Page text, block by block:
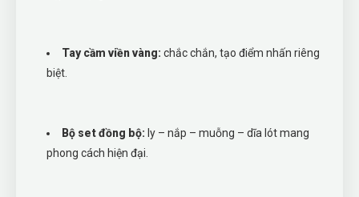
Tay cầm viền vàng: chắc chắn, tạo điểm nhấn riêng
biệt.
Bộ set đồng bộ: ly – nắp – muỗng – dĩa lót mang
phong cách hiện đại.